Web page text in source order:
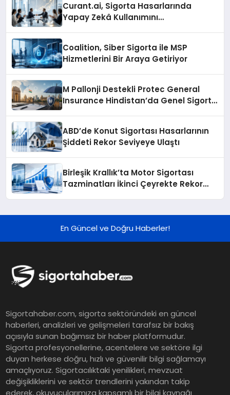
Curant.ai, Sigorta Hasarlarında
Yapay Zekâ Kullanımını
Coalition, Siber Sigorta ile MSP
Hizmetlerini Bir Araya Getiriyor
M Pallonji Destekli Protec General
Insurance Hindistan’da Genel Sigorta
ABD’de Konut Sigortası Hasarlarının
Şiddeti Rekor Seviyeye Ulaştı
Birleşik Krallık’ta Motor Sigortası
Tazminatları İkinci Çeyrekte Rekor
En Güncel ve Doğru Haberler!
Sigortahaber.com, sigorta sektöründeki en güncel
haberleri, analizleri ve gelişmeleri tarafsız bir bakış
açısıyla sunan bağımsız bir haber platformudur.
Sigorta profesyonellerine, acentelere ve sektöre ilgi
duyan herkese doğru, hızlı ve güvenilir bilgi sağlamayı
amaçlıyoruz. Sigortacılıktaki yenilikleri, mevzuat
değişikliklerini ve sektör trendlerini yakından takip
ederek, okuyucularımıza kapsamlı bir bilgi kaynağı